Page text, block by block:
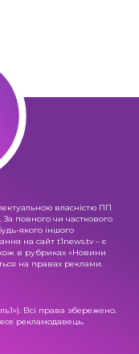
власністю ПП
За повного чи часткового
якого іншого
на сайт t1news.tv – є
в рубриках «Новини
на правах реклами.
Всі права збережено.
рекламодавець.